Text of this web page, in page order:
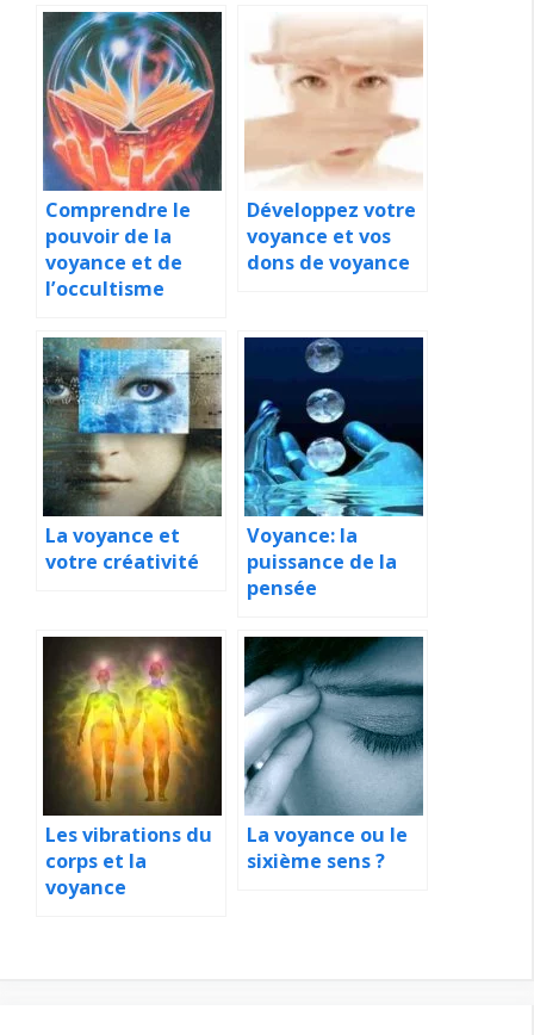
Comprendre le
pouvoir de la
voyance et de
l’occultisme
Développez votre
voyance et vos
dons de voyance
La voyance et
votre créativité
Voyance: la
puissance de la
pensée
Les vibrations du
corps et la
voyance
La voyance ou le
sixième sens ?